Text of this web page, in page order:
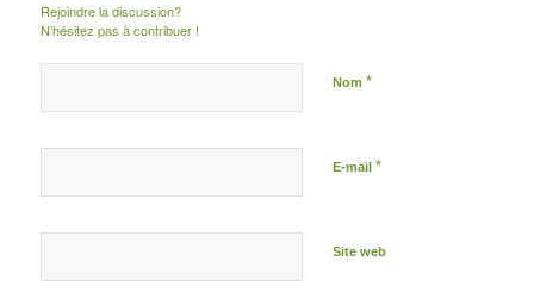
Rejoindre la discussion?
N’hésitez pas à contribuer !
Nom *
E-mail *
Site web